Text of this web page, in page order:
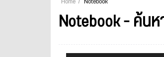
Notebook - ค้น